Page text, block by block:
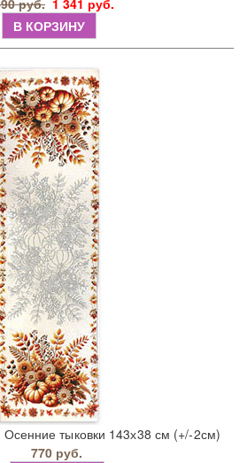
руб. 1 341 руб.
В КОРЗИНУ
Осенние тыковки 143х38 см (+/-2см)
770 руб.